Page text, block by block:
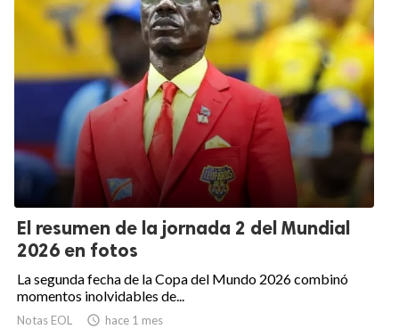
El resumen de la jornada 2 del Mundial
2026 en fotos
La segunda fecha de la Copa del Mundo 2026 combinó
momentos inolvidables de...
Notas EOL  hace 1 mes